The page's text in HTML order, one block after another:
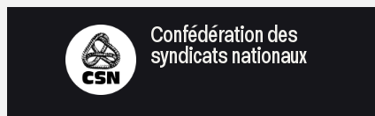
Confédération des
syndicats nationaux